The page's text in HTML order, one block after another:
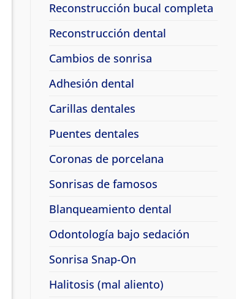
Reconstrucción bucal completa
Reconstrucción dental
Cambios de sonrisa
Adhesión dental
Carillas dentales
Puentes dentales
Coronas de porcelana
Sonrisas de famosos
Blanqueamiento dental
Odontología bajo sedación
Sonrisa Snap-On
Halitosis (mal aliento)